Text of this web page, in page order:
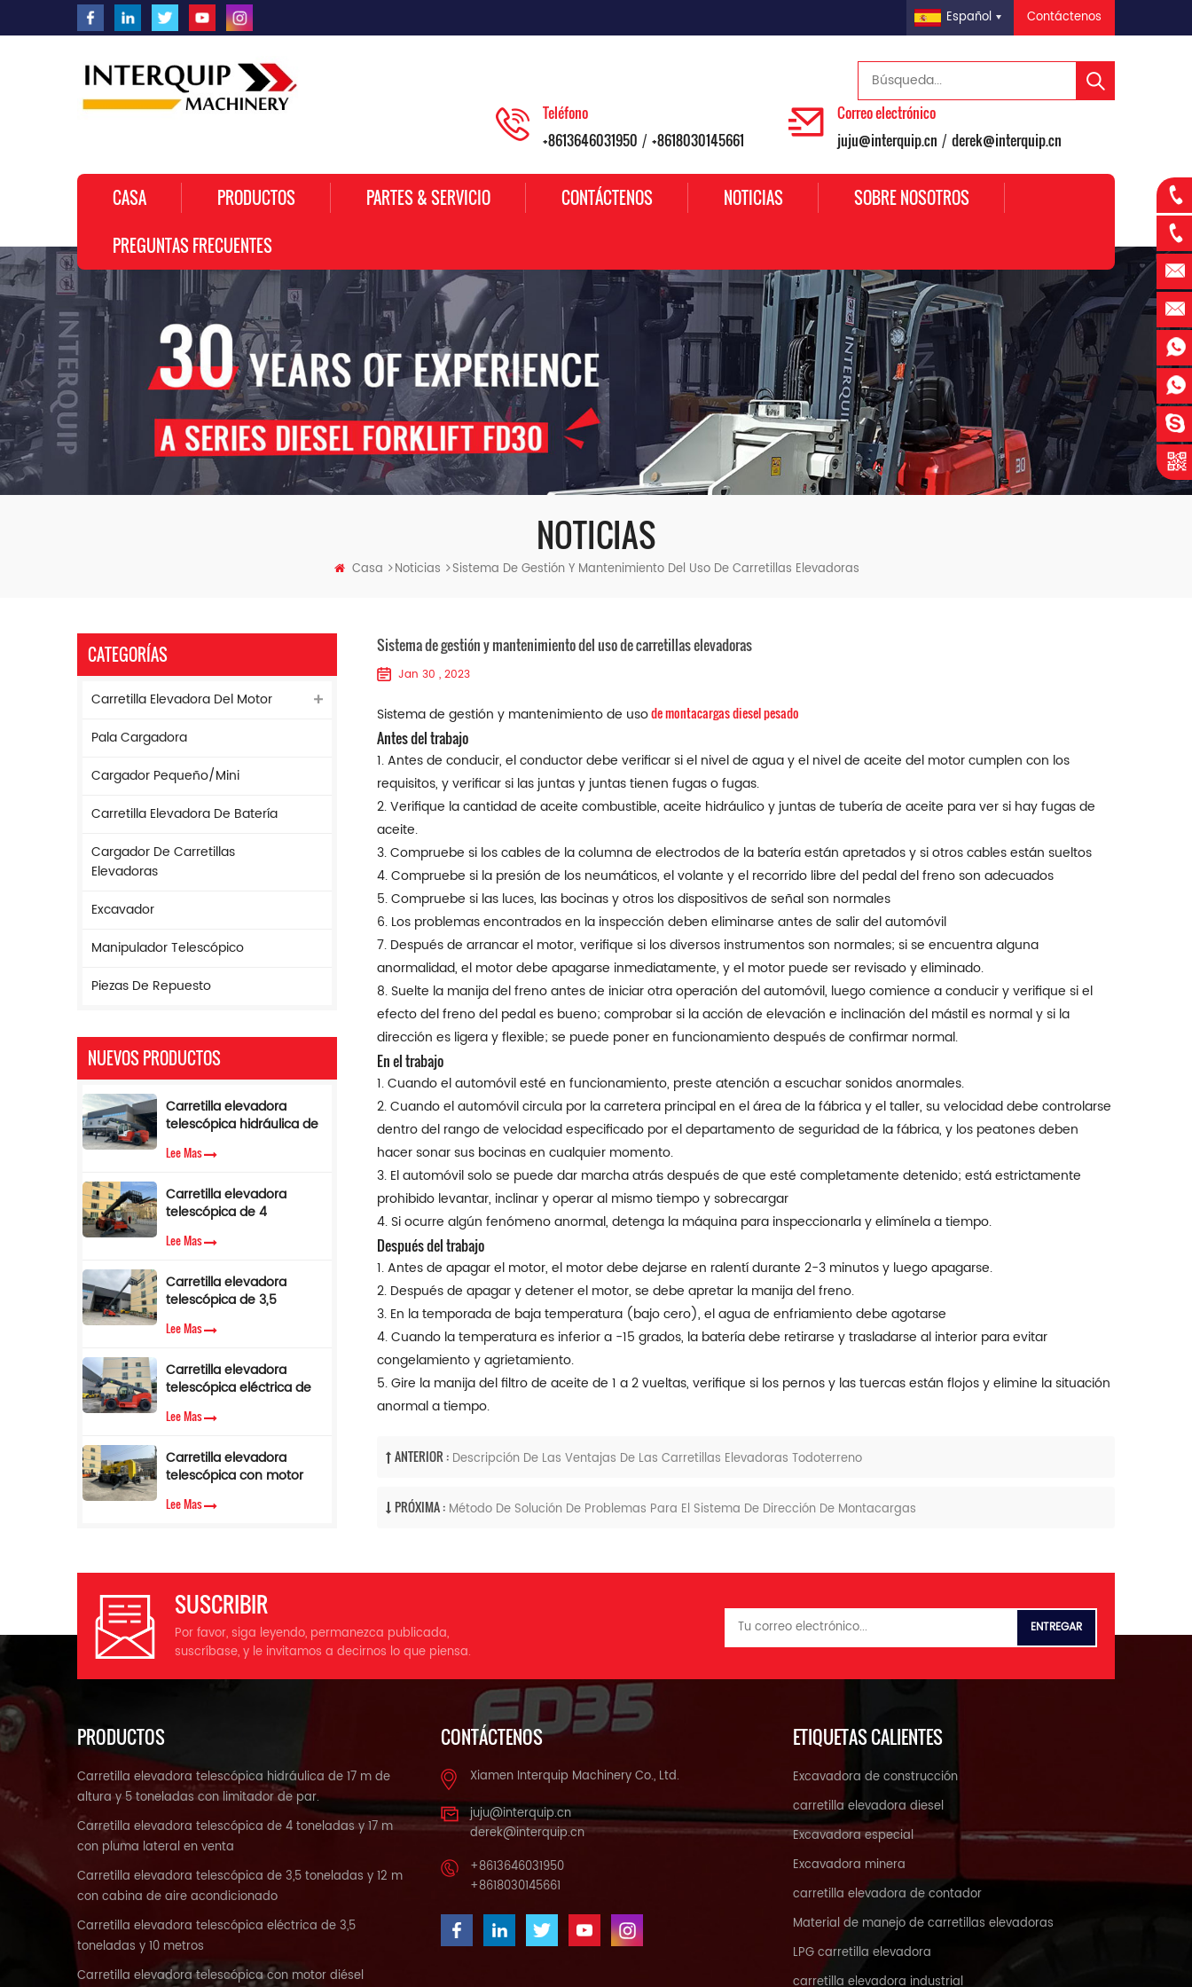
Contáctenos
Español
Teléfono
+8613646031950 / +8618030145661
Correo electrónico
juju@interquip.cn / derek@interquip.cn
CASA PRODUCTOS PARTES & SERVICIO CONTÁCTENOS NOTICIAS SOBRE NOSOTROS
PREGUNTAS FRECUENTES
NOTICIAS
Casa Noticias Sistema De Gestión Y Mantenimiento Del Uso De Carretillas Elevadoras
Sistema de gestión y mantenimiento del uso de carretillas elevadoras
Jan 30 , 2023
Sistema de gestión y mantenimiento de usode montacargas diesel pesado
Antes del trabajo
1. Antes de conducir, el conductor debe verificar si el nivel de agua y el nivel de aceite del motor cumplen con los
requisitos, y verificar si las juntas y juntas tienen fugas o fugas.
2. Verifique la cantidad de aceite combustible, aceite hidráulico y juntas de tubería de aceite para ver si hay fugas de
aceite.
3. Compruebe si los cables de la columna de electrodos de la batería están apretados y si otros cables están sueltos
4. Compruebe si la presión de los neumáticos, el volante y el recorrido libre del pedal del freno son adecuados
5. Compruebe si las luces, las bocinas y otros los dispositivos de señal son normales
6. Los problemas encontrados en la inspección deben eliminarse antes de salir del automóvil
7. Después de arrancar el motor, verifique si los diversos instrumentos son normales; si se encuentra alguna
anormalidad, el motor debe apagarse inmediatamente, y el motor puede ser revisado y eliminado.
8. Suelte la manija del freno antes de iniciar otra operación del automóvil, luego comience a conducir y verifique si el
efecto del freno del pedal es bueno; comprobar si la acción de elevación e inclinación del mástil es normal y si la
dirección es ligera y flexible; se puede poner en funcionamiento después de confirmar normal.
En el trabajo
1. Cuando el automóvil esté en funcionamiento, preste atención a escuchar sonidos anormales.
2. Cuando el automóvil circula por la carretera principal en el área de la fábrica y el taller, su velocidad debe controlarse
dentro del rango de velocidad especificado por el departamento de seguridad de la fábrica, y los peatones deben
hacer sonar sus bocinas en cualquier momento.
3. El automóvil solo se puede dar marcha atrás después de que esté completamente detenido; está estrictamente
prohibido levantar, inclinar y operar al mismo tiempo y sobrecargar
4. Si ocurre algún fenómeno anormal, detenga la máquina para inspeccionarla y elimínela a tiempo.
Después del trabajo
1. Antes de apagar el motor, el motor debe dejarse en ralentí durante 2-3 minutos y luego apagarse.
2. Después de apagar y detener el motor, se debe apretar la manija del freno.
3. En la temporada de baja temperatura (bajo cero), el agua de enfriamiento debe agotarse
4. Cuando la temperatura es inferior a -15 grados, la batería debe retirarse y trasladarse al interior para evitar
congelamiento y agrietamiento.
5. Gire la manija del filtro de aceite de 1 a 2 vueltas, verifique si los pernos y las tuercas están flojos y elimine la situación
anormal a tiempo.
ANTERIOR : Descripción De Las Ventajas De Las Carretillas Elevadoras Todoterreno
PRÓXIMA : Método De Solución De Problemas Para El Sistema De Dirección De Montacargas
CATEGORÍAS
Carretilla Elevadora Del Motor
Pala Cargadora
Cargador Pequeño/mini
Carretilla Elevadora De Batería
Cargador De Carretillas
Elevadoras
Excavador
Manipulador Telescópico
Piezas De Repuesto
NUEVOS PRODUCTOS
Carretilla elevadora
telescópica hidráulica de
toneladas con limitador
Lee Mas
Carretilla elevadora
telescópica de 4
pluma lateral en venta
Lee Mas
Carretilla elevadora
telescópica de 3,5
cabina de aire
Lee Mas
Carretilla elevadora
telescópica eléctrica de
Lee Mas
Carretilla elevadora
telescópica con motor
3,5 toneladas y 7 m de
Lee Mas
SUSCRIBIR
Por favor, siga leyendo, permanezca publicada,
suscríbase, y le invitamos a decirnos lo que piensa.
PRODUCTOS
Carretilla elevadora telescópica hidráulica de 17 m de
altura y 5 toneladas con limitador de par.
Carretilla elevadora telescópica de 4 toneladas y 17 m
con pluma lateral en venta
Carretilla elevadora telescópica de 3,5 toneladas y 12 m
con cabina de aire acondicionado
Carretilla elevadora telescópica eléctrica de 3,5
toneladas y 10 metros
Carretilla elevadora telescópica con motor diésel
CONTÁCTENOS
Xiamen Interquip Machinery Co., Ltd.
juju@interquip.cn
derek@interquip.cn
+8613646031950
+8618030145661
ETIQUETAS CALIENTES
Excavadora de construcción
carretilla elevadora diesel
Excavadora especial
Excavadora minera
carretilla elevadora de contador
Material de manejo de carretillas elevadoras
LPG carretilla elevadora
carretilla elevadora industrial